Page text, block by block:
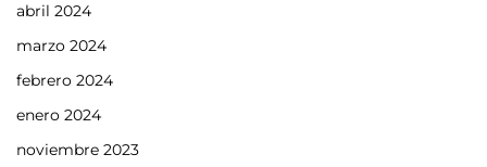
abril 2024
marzo 2024
febrero 2024
enero 2024
noviembre 2023